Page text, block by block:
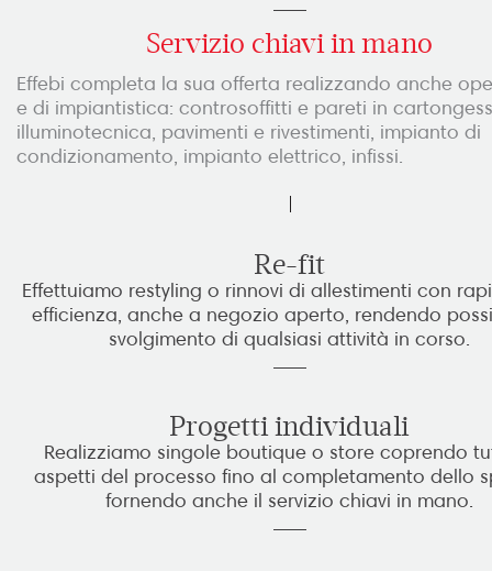
Servizio chiavi in mano
Effebi completa la sua offerta realizzando anche
e di impiantistica: controsoffitti e pareti in
illuminotecnica, pavimenti e rivestimenti, impianto di
condizionamento, impianto elettrico, infissi.
Re-fit
Effettuiamo restyling o rinnovi di allestimenti con
efficienza, anche a negozio aperto, rendendo
svolgimento di qualsiasi attività in corso.
Progetti individuali
Realizziamo singole boutique o store coprendo
aspetti del processo fino al completamento dello
fornendo anche il servizio chiavi in mano.